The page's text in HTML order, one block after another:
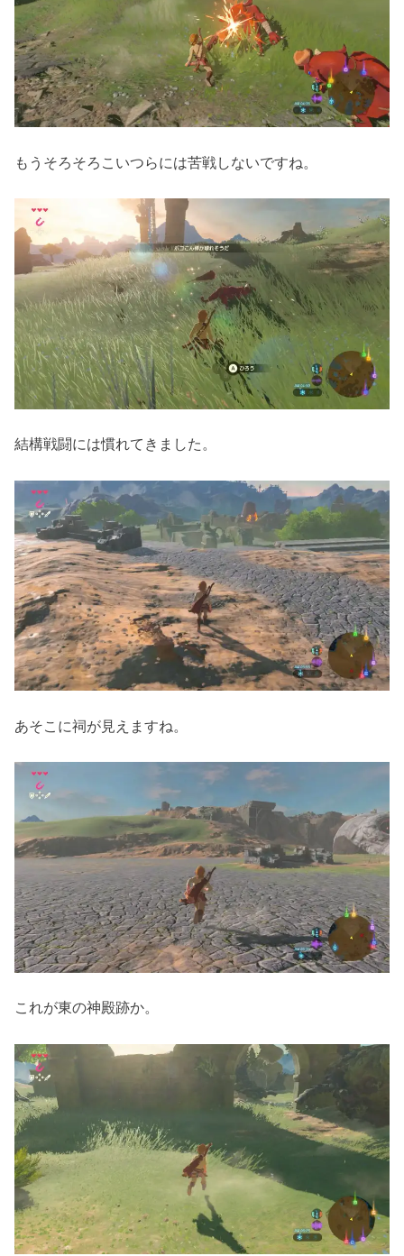
もうそろそろこいつらには苦戦しないですね。
結構戦闘には慣れてきました。
あそこに祠が見えますね。
これが東の神殿跡か。